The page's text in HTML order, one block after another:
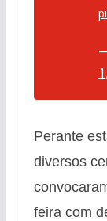
Perante
diversos
feira com